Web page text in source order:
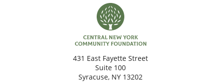
431 East Fayette Street
Suite 100
Syracuse, NY 13202